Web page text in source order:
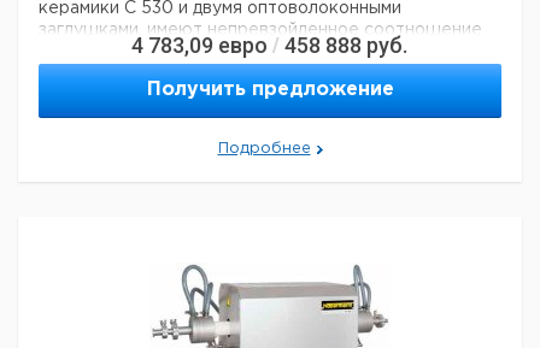
керамики C 530 и двумя оптоволоконными
заглушками, имеют непревзойденное соотношение
цены и качества.? -? Tmax 1200 ° C или 1300 ° C
Однозонный дизайн в стандартной комплектации-
Корпус с двойной оболочкой из листов
текстурированной нержавеющей стали-
Используются только волокнистые материалы,
которые не классифицируются как канцерогенные в
соответствии с TRGS 905, класс 1 или 2.- диаметр
стандартного оборудования
4 783,09 евро / 458 888 руб.
Получить предложение
Подробнее